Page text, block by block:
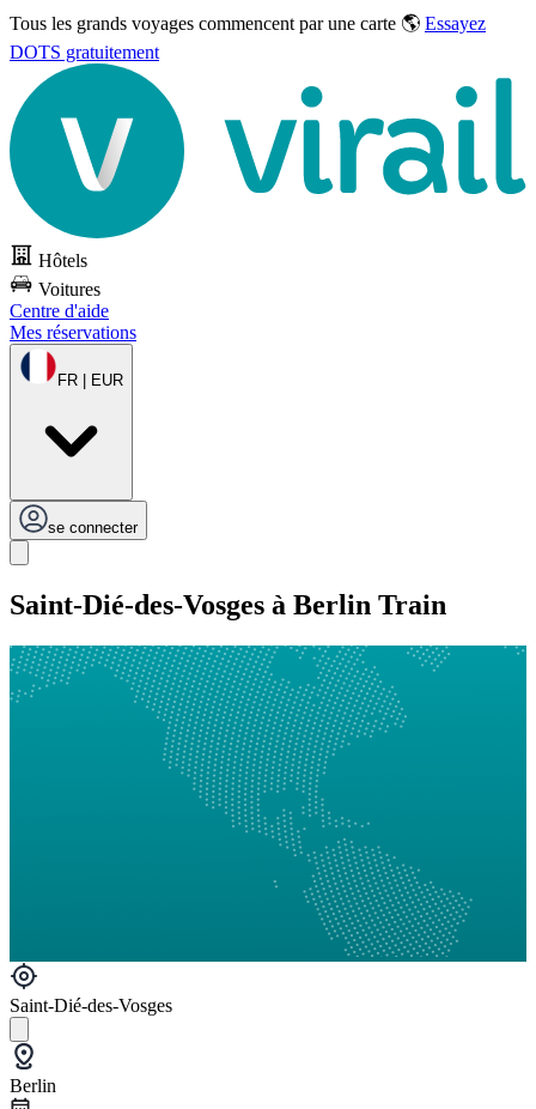
Tous les grands voyages commencent par une carte 🌎 Essayez
DOTS gratuitement
Hôtels
Voitures
Centre d'aide
Mes réservations
FR | EUR
se connecter
Saint-Dié-des-Vosges à Berlin Train
Saint-Dié-des-Vosges
Berlin